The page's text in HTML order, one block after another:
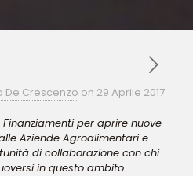
De Crescenzo on 29 Aprile 2017
per aprire nuove
Aziende Agroalimentari e
di collaborazione con chi
in questo ambito.